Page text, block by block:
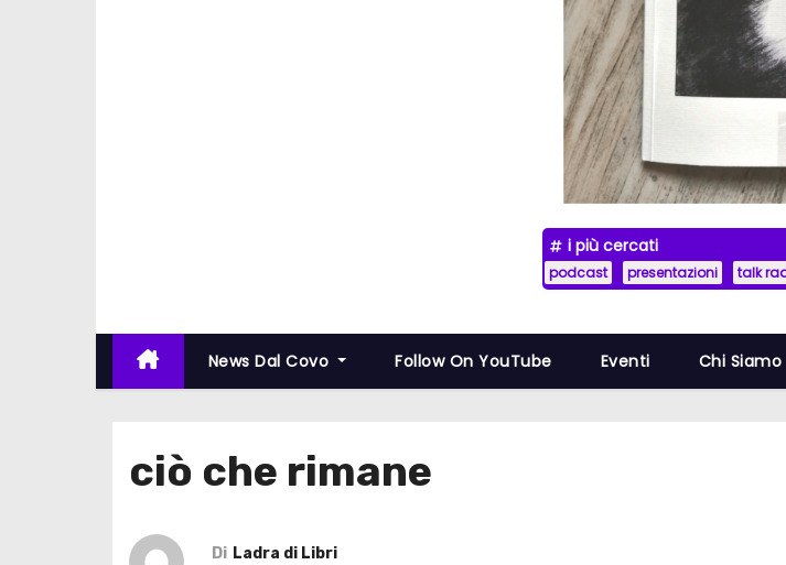
i più cercati
podcast presentazioni talk
News Dal Covo Follow On YouTube Eventi Chi Siamo
ciò che rimane
Di Ladra di Libri